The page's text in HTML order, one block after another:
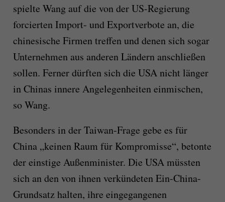
spielte Wang auf die von der US-Regierung
forcierten Import- und Exportverbote an, die
chinesische Firmen treffen und denen sich sogar
Unternehmen aus anderen Ländern anschließen
sollen. Ferner dürften sich die USA nicht länger
in Chinas innere Angelegenheiten einmischen,
so Wang.
Besonders in der Taiwan-Frage gebe es für
China „keinen Raum für Kompromisse“, betonte
der einstige Außenminister. Die USA müssten
sich an den von ihnen verkündeten Ein-China-
Grundsatz halten, ihre eingegangenen